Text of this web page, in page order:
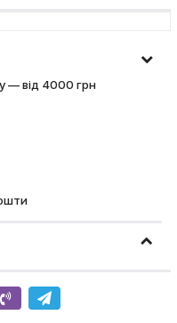
— від 4000 грн